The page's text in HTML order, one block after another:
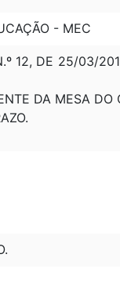
- MEC
12, DE 25/03/
DA MESA DO